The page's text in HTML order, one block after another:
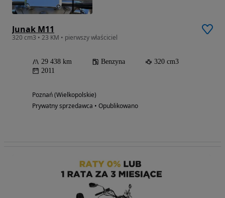
Junak M11
320 cm3 • 23 KM • pierwszy właściciel
29 438 km Benzyna
320 cm3
2011
Poznań (Wielkopolskie)
Prywatny sprzedawca • Opublikowano